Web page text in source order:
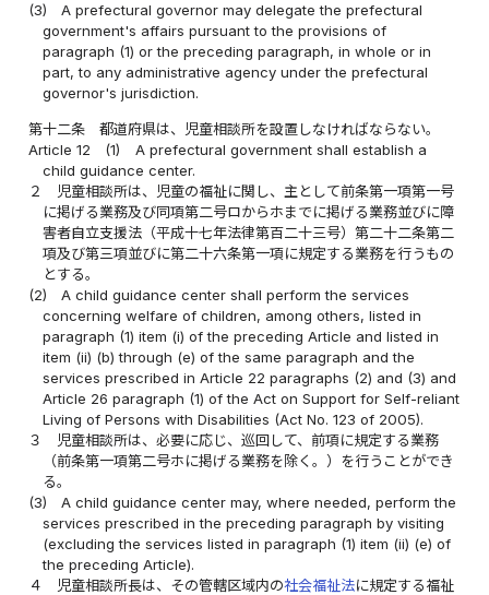
(3)
A prefectural governor may delegate the prefectural
government's affairs pursuant to the provisions of
paragraph (1) or the preceding paragraph, in whole or in
part, to any administrative agency under the prefectural
governor's jurisdiction.
第十二条
都道府県は、児童相談所を設置しなければならない。
Article 12
(1)
A prefectural government shall establish a
child guidance center.
２
児童相談所は、児童の福祉に関し、主として前条第一項第一号
に掲げる業務及び同項第二号ロからホまでに掲げる業務並びに障
害者自立支援法（平成十七年法律第百二十三号）第二十二条第二
項及び第三項並びに第二十六条第一項に規定する業務を行うもの
とする。
(2)
A child guidance center shall perform the services
concerning welfare of children, among others, listed in
paragraph (1) item (i) of the preceding Article and listed in
item (ii) (b) through (e) of the same paragraph and the
services prescribed in Article 22 paragraphs (2) and (3) and
Article 26 paragraph (1) of the Act on Support for Self-reliant
Living of Persons with Disabilities (Act No. 123 of 2005).
３
児童相談所は、必要に応じ、巡回して、前項に規定する業務
（前条第一項第二号ホに掲げる業務を除く。）を行うことができ
る。
(3)
A child guidance center may, where needed, perform the
services prescribed in the preceding paragraph by visiting
(excluding the services listed in paragraph (1) item (ii) (e) of
the preceding Article).
４
児童相談所長は、その管轄区域内の社会福祉法に規定する福祉